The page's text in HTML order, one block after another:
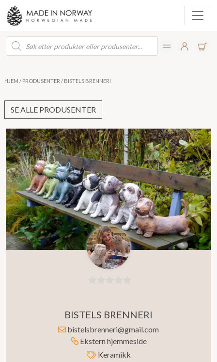
Products
search
HJEM / PRODUSENTER / BISTELS BRENNERI
SE ALLE PRODUSENTER
av
5
BISTELS BRENNERI
bistelsbrenneri@gmail.com
Ekstern hjemmeside
Keramikk